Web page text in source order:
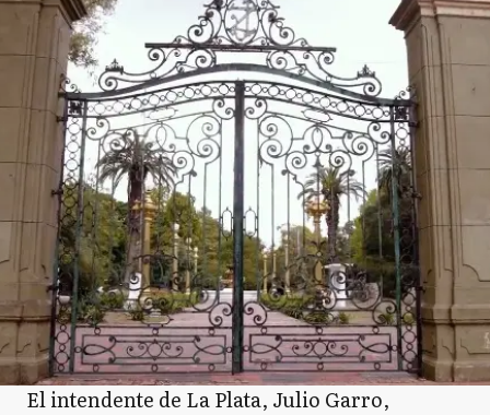
El intendente de La Plata, Julio Garro,